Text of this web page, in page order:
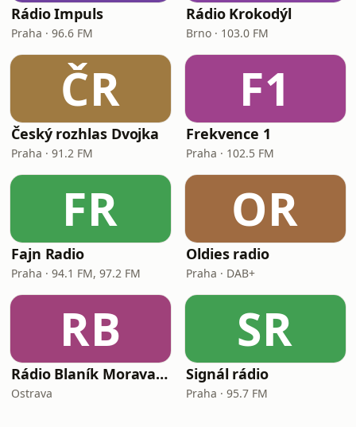
Rádio Impuls
Praha · 96.6 FM
Rádio Krokodýl
Brno · 103.0 FM
ČR
Český rozhlas Dvojka
Praha · 91.2 FM
F1
Frekvence 1
Praha · 102.5 FM
FR
Fajn Radio
Praha · 94.1 FM, 97.2 FM
OR
Oldies radio
Praha · DAB+
RB
Rádio Blaník Morava a Slezsko
Ostrava
SR
Signál rádio
Praha · 95.7 FM